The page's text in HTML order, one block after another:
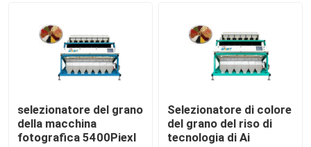
selezionatore del grano
della macchina
fotografica 5400Piexl
Selezionatore di colore
del grano del riso di
tecnologia di Ai